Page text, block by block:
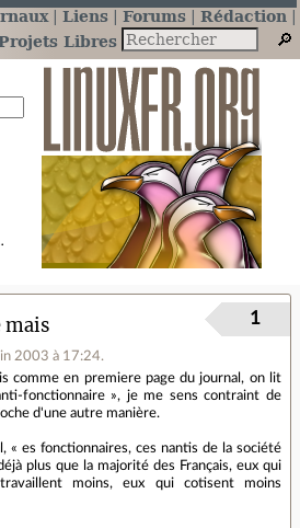
Liens Forums
Rédaction
Libres
mais
2003 à 17:24.
1
comme en premiere page du journal, on lit
fonctionnaire », je me sens contraint de
d'une autre manière.
« es fonctionnaires, ces nantis de la société
plus que la majorité des Français, eux qui
moins, eux qui cotisent moins